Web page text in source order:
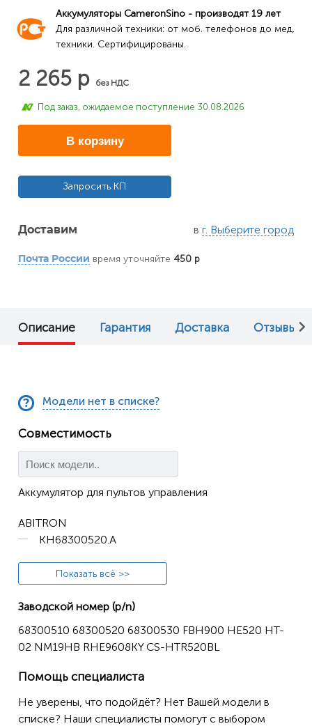
Аккумуляторы CameronSino - производят 19 лет
Для различной техники: от моб. телефонов до мед.
техники. Сертифицированы.
2 265 р без НДС
Под заказ, ожидаемое поступление 30.08.2026
В корзину
Запросить КП
Доставим в г. Выберите город
Почта России время уточняйте 450 р
Описание Гарантия Доставка Отзывы (0)
Модели нет в списке?
Совместимость
Аккумулятор для пультов управления
ABITRON
KH68300520.A
HETRONIC
68300525
Nova L
Показать всё >>
Заводской номер (p/n)
68300510 68300520 68300530 FBH900 HE520 HT-
02 NM19HB RHE9608KY CS-HTR520BL
Помощь специалиста
Не уверены, что подойдёт? Нет Вашей модели в
списке? Наши специалисты помогут с выбором